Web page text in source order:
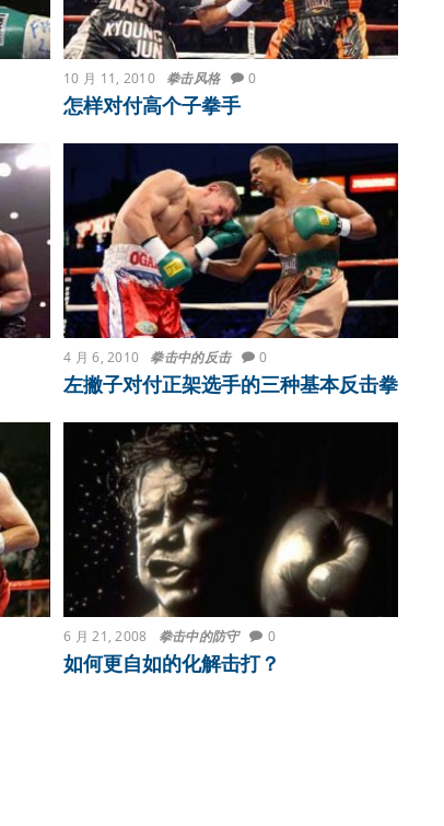
10 月 11, 2010 拳击风格 0
怎样对付高个子拳手
4 月 6, 2010 拳击中的反击 0
左撇子对付正架选手的三种基本反击拳
6 月 21, 2008 拳击中的防守 0
如何更自如的化解击打？